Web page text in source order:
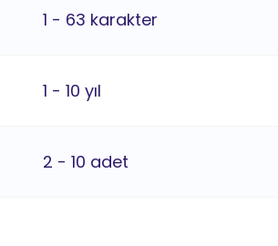
1 - 63 karakter
1 - 10 yıl
2 - 10 adet